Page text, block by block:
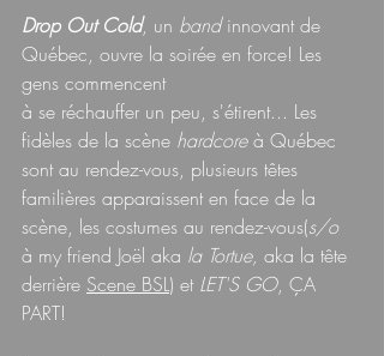
Drop Out Cold, un band innovant de
Québec, ouvre la soirée en force! Les
gens commencent
à se réchauffer un peu, s'étirent... Les
fidèles de la scène hardcore à Québec
sont au rendez-vous, plusieurs têtes
familières apparaissent en face de la
scène, les costumes au rendez-vous(s/o
à my friend Joël aka la Tortue, aka la tête
derrière Scene BSL) et LET'S GO, ÇA
PART!